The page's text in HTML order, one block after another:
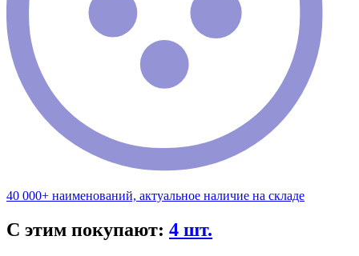
40 000+ наименований, актуальное наличие на складе
С этим покупают: 4 шт.